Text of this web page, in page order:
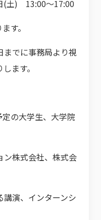
) 13:00～17:00
す。
でに事務局より視
ます。
の大学生、大学院
ン株式会社、株式会
講演、インターンシ